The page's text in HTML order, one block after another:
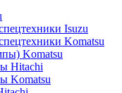
Isuzu
Komatsu
Komatsu
Hitachi
Komatsu